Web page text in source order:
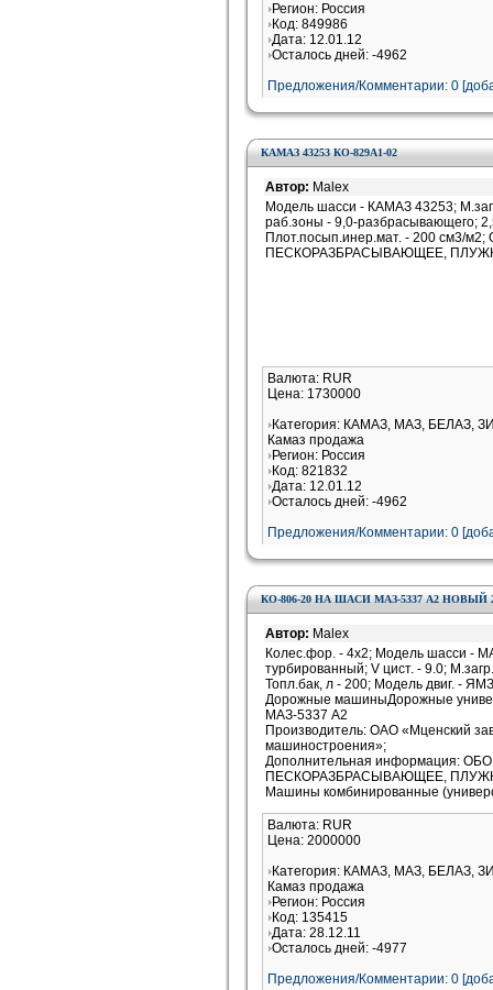
Регион: Россия
Код: 849986
Дата: 12.01.12
Осталось дней: -4962
Предложения/Комментарии: 0
КАМАЗ 43253 КО-829А1-02
Автор: Malex
Модель шасси - КАМАЗ 43253;
раб.зоны - 9,0-разбрасывающего;
Плот.посып.инер.мат. - 200 см3/
ПЕСКОРАЗБРАСЫВАЮЩЕЕ,
Валюта: RUR
Цена: 1730000
Категория: КАМАЗ, МАЗ, БЕЛАЗ,
Камаз продажа
Регион: Россия
Код: 821832
Дата: 12.01.12
Осталось дней: -4962
Предложения/Комментарии: 0
КО-806-20 НА ШАСИ МАЗ-5337 А2 НОВЫЙ
Автор: Malex
Колес.фор. - 4x2; Модель шасси -
турбированный; V цист. - 9.0;
Топл.бак, л - 200; Модель двиг. -
Дорожные машиныДорожные
МАЗ-5337 А2
Производитель: ОАО «Мценский
машиностроения»;
Дополнительная информация:
ПЕСКОРАЗБРАСЫВАЮЩЕЕ,
Машины комбинированные
Валюта: RUR
Цена: 2000000
Категория: КАМАЗ, МАЗ, БЕЛАЗ,
Камаз продажа
Регион: Россия
Код: 135415
Дата: 28.12.11
Осталось дней: -4977
Предложения/Комментарии: 0